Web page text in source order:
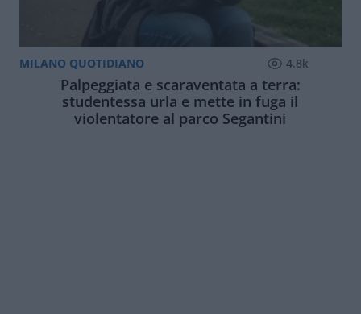
MILANO QUOTIDIANO 4.8k
Palpeggiata e scaraventata a terra:
studentessa urla e mette in fuga il
violentatore al parco Segantini